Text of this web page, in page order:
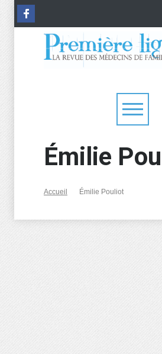
Émilie
Accueil Émilie Pouliot